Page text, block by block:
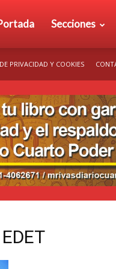
Secciones
PRIVACIDAD Y COOKIES